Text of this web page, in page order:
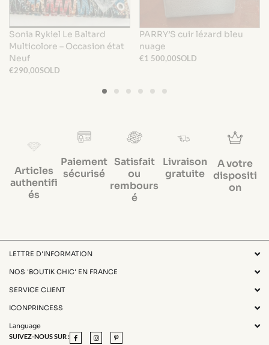
Sonia Rykiel Le Baltard
Multicolore – Occasion état
Neuf
€290,00SOLD
PARRY’S cuir lézard bleu
nuage
€1 500,00SOLD
Articles
authentifi
és
Paiement
sécurisé
Satisfait
ou
rembours
é
Livraison
gratuite
A votre
dispositi
on
LETTRE D'INFORMATION
NOS 'BOUTIK CHIC' EN FRANCE
SERVICE CLIENT
ICONPRINCESS
Language
SUIVEZ-NOUS SUR :